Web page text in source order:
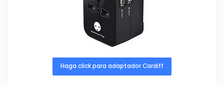
Haga click para adaptador Cardiff